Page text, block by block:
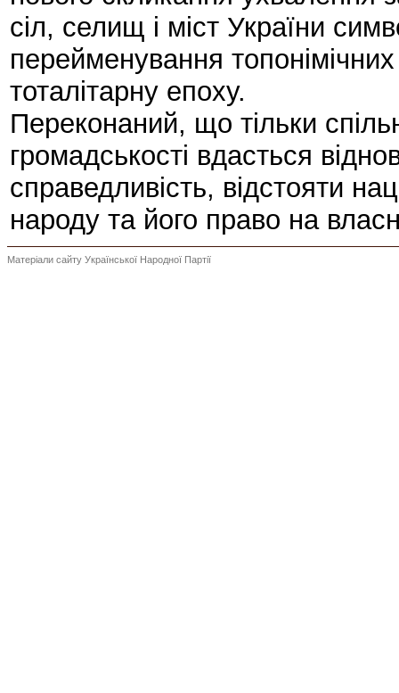
сіл, селищ і міст України
перейменування
тоталітарну епоху.
Переконаний, що тільки
громадськості вдасться
справедливість, відстояти
народу та його право на
Матеріали сайту Української Народної Партії